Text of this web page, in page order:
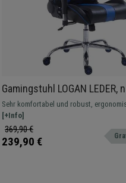
Gamingstuhl LOGAN LEDER,
Rückenlehne, Nacken- &
Lordosekissen, Farbe
Sehr komfortabel und robust,
Formen, verstellbare Rückenlehne
und Nackenkissen, mit Metallfußkreuz.
verschiedenen Farben erhältlich.
[+Info]
369,90 €
239,90 €